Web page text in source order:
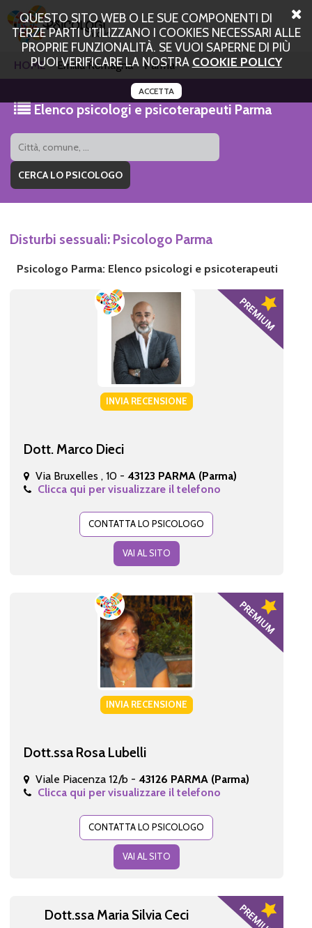
QUESTO SITO WEB O LE SUE COMPONENTI DI
TERZE PARTI UTILIZZANO I COOKIES NECESSARI ALLE
PROPRIE FUNZIONALITÀ. SE VUOI SAPERNE DI PIÙ
PUOI VERIFICARE LA NOSTRA COOKIE POLICY
ACCETTA
HOME Emilia Romagna Parma
Elenco psicologi e psicoterapeuti Parma
Disturbi sessuali: Psicologo Parma
Psicologo Parma: Elenco psicologi e psicoterapeuti
INVIA RECENSIONE
Dott. Marco Dieci
Via Bruxelles , 10 - 43123 PARMA (Parma)
Clicca qui per visualizzare il telefono
CONTATTA LO PSICOLOGO
VAI AL SITO
INVIA RECENSIONE
Dott.ssa Rosa Lubelli
Viale Piacenza 12/b - 43126 PARMA (Parma)
Clicca qui per visualizzare il telefono
CONTATTA LO PSICOLOGO
VAI AL SITO
Dott.ssa Maria Silvia Ceci